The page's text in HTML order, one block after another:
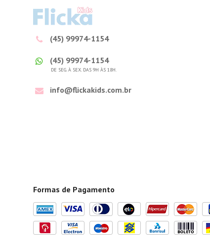
(45) 99974-1154
(45) 99974-1154
DE SEG. À SEX. DAS 9H ÀS 18H.
info@flickakids.com.br
Formas de Pagamento